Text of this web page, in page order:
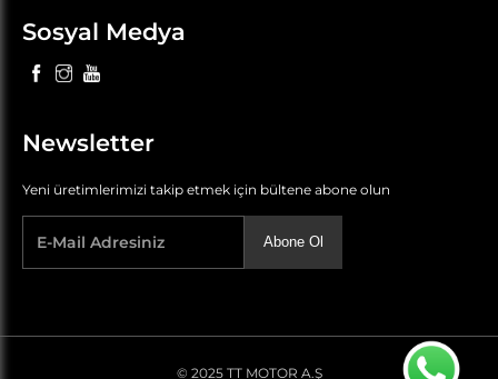
Sosyal Medya
Newsletter
Yeni üretimlerimizi takip etmek için bültene abone olun
Abone Ol
© 2025 TT MOTOR A.Ş